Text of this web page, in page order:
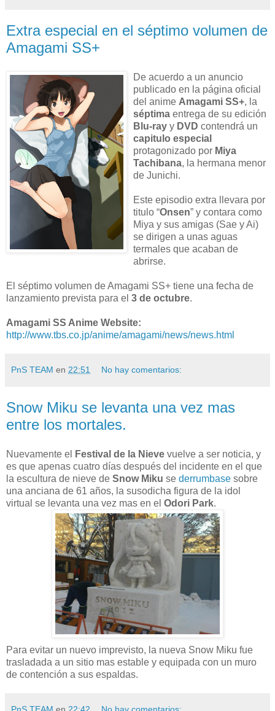
Extra especial en el séptimo volumen de
Amagami SS+
De acuerdo a un anuncio
publicado en la página oficial
del anime Amagami SS+, la
séptima entrega de su edición
Blu-ray y DVD contendrá un
capitulo especial
protagonizado por Miya
Tachibana, la hermana menor
de Junichi.
Este episodio extra llevara por
titulo “Onsen” y contara como
Miya y sus amigas (Sae y Ai)
se dirigen a unas aguas
termales que acaban de
abrirse.
El séptimo volumen de Amagami SS+ tiene una fecha de
lanzamiento prevista para el 3 de octubre.
Amagami SS Anime Website:
http://www.tbs.co.jp/anime/amagami/news/news.html
PnS TEAM en 22:51 No hay comentarios:
Snow Miku se levanta una vez mas
entre los mortales.
Nuevamente el Festival de la Nieve vuelve a ser noticia, y
es que apenas cuatro días después del incidente en el que
la escultura de nieve de Snow Miku se derrumbase sobre
una anciana de 61 años, la susodicha figura de la idol
virtual se levanta una vez mas en el Odori Park.
Para evitar un nuevo imprevisto, la nueva Snow Miku fue
trasladada a un sitio mas estable y equipada con un muro
de contención a sus espaldas.
PnS TEAM en 22:42 No hay comentarios: